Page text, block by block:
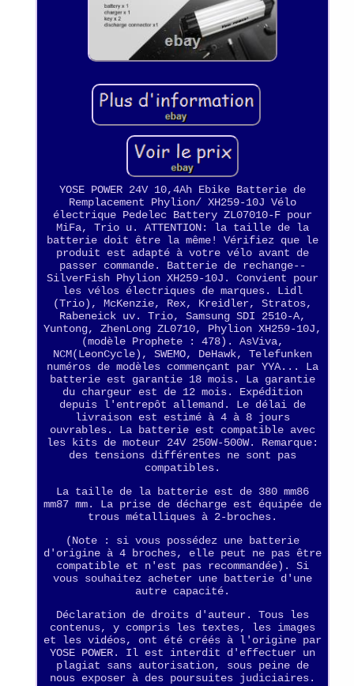
YOSE POWER 24V 10,4Ah Ebike Batterie de
Remplacement Phylion/ XH259-10J Vélo
électrique Pedelec Battery ZL07010-F pour
MiFa, Trio u. ATTENTION: la taille de la
batterie doit être la même! Vérifiez que le
produit est adapté à votre vélo avant de
passer commande. Batterie de rechange--
SilverFish Phylion XH259-10J. Convient pour
les vélos électriques de marques. Lidl
(Trio), McKenzie, Rex, Kreidler, Stratos,
Rabeneick uv. Trio, Samsung SDI 2510-A,
Yuntong, ZhenLong ZL0710, Phylion XH259-10J,
(modèle Prophete : 478). AsViva,
NCM(LeonCycle), SWEMO, DeHawk, Telefunken
numéros de modèles commençant par YYA... La
batterie est garantie 18 mois. La garantie
du chargeur est de 12 mois. Expédition
depuis l'entrepôt allemand. Le délai de
livraison est estimé à 4 à 8 jours
ouvrables. La batterie est compatible avec
les kits de moteur 24V 250W-500W. Remarque:
des tensions différentes ne sont pas
compatibles.
La taille de la batterie est de 380 mm86
mm87 mm. La prise de décharge est équipée de
trous métalliques à 2-broches.
(Note : si vous possédez une batterie
d'origine à 4 broches, elle peut ne pas être
compatible et n'est pas recommandée). Si
vous souhaitez acheter une batterie d'une
autre capacité.
Déclaration de droits d'auteur. Tous les
contenus, y compris les textes, les images
et les vidéos, ont été créés à l'origine par
YOSE POWER. Il est interdit d'effectuer un
plagiat sans autorisation, sous peine de
nous exposer à des poursuites judiciaires.